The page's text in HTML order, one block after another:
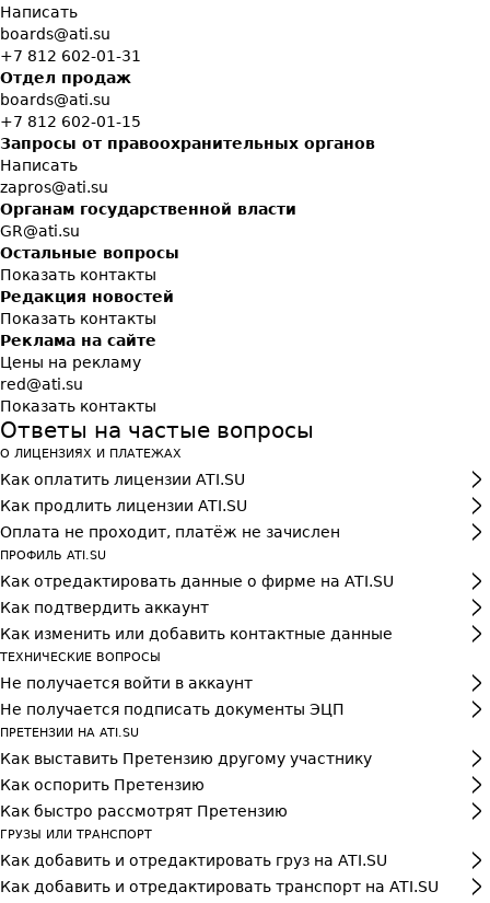
Написать
boards@ati.su
+7 812 602-01-31
Отдел продаж
boards@ati.su
+7 812 602-01-15
Запросы от правоохранительных органов
Написать
zapros@ati.su
Органам государственной власти
GR@ati.su
Остальные вопросы
Показать контакты
Редакция новостей
Показать контакты
Реклама на сайте
Цены на рекламу
red@ati.su
Показать контакты
Ответы на частые вопросы
О ЛИЦЕНЗИЯХ И ПЛАТЕЖАХ
Как оплатить лицензии ATI.SU
Как продлить лицензии ATI.SU
Оплата не проходит, платёж не зачислен
ПРОФИЛЬ ATI.SU
Как отредактировать данные о фирме на ATI.SU
Как подтвердить аккаунт
Как изменить или добавить контактные данные
ТЕХНИЧЕСКИЕ ВОПРОСЫ
Не получается войти в аккаунт
Не получается подписать документы ЭЦП
ПРЕТЕНЗИИ НА ATI.SU
Как выставить Претензию другому участнику
Как оспорить Претензию
Как быстро рассмотрят Претензию
ГРУЗЫ ИЛИ ТРАНСПОРТ
Как добавить и отредактировать груз на ATI.SU
Как добавить и отредактировать транспорт на ATI.SU